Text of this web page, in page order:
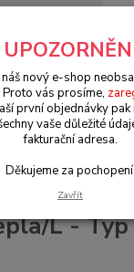
(1938 » 03)
Motory &
L - Typ
náš nový e-shop
vás prosíme,
první objednávky pak
vaše důležité
fakturační adresa.
Děkujeme za pochopení.
Zavřít